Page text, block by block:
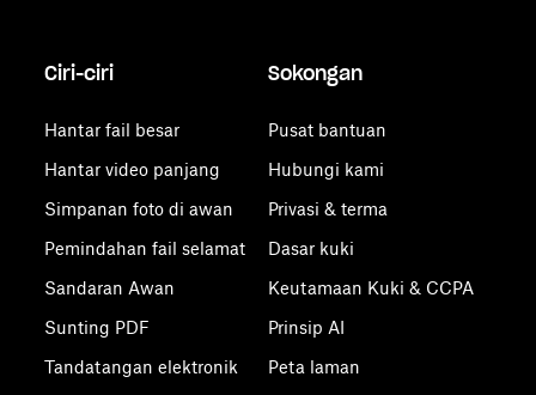
Ciri-ciri
Hantar fail besar
Hantar video panjang
Simpanan foto di awan
Pemindahan fail selamat
Sandaran Awan
Sunting PDF
Tandatangan elektronik
Sokongan
Pusat bantuan
Hubungi kami
Privasi & terma
Dasar kuki
Keutamaan Kuki & CCPA
Prinsip AI
Peta laman